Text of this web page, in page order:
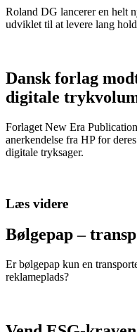
Roland DG lancerer en helt
udviklet til at levere lang
Dansk forlag
digitale
Forlaget New Era
anerkendelse fra HP for
digitale tryksager.
Læs videre
Bølgepap –
Er bølgepap kun en
reklameplads?